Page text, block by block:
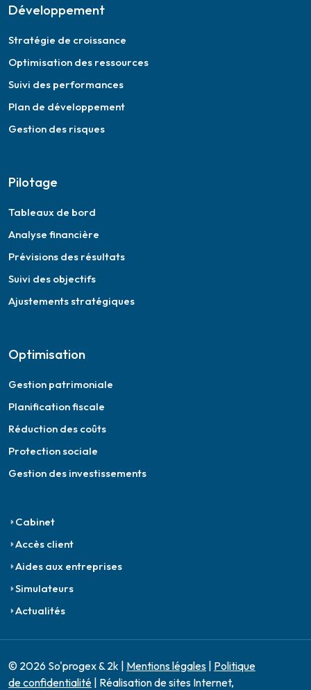
Développement
Stratégie de croissance
Optimisation des ressources
Suivi des performances
Plan de développement
Gestion des risques
Pilotage
Tableaux de bord
Analyse financière
Prévisions des résultats
Suivi des objectifs
Ajustements stratégiques
Optimisation
Gestion patrimoniale
Planification fiscale
Réduction des coûts
Protection sociale
Gestion des investissements
Cabinet
Accès client
Aides aux entreprises
Simulateurs
Actualités
© 2026 So'progex & 2k | Mentions légales | Politique
de confidentialité | Réalisation de sites Internet,